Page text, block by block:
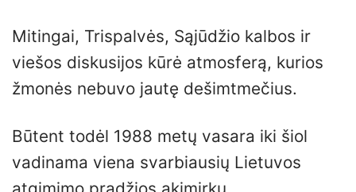
Mitingai, Trispalvės, Sąjūdžio kalbos ir
viešos diskusijos kūrė atmosferą, kurios
žmonės nebuvo jautę dešimtmečius.
Būtent todėl 1988 metų vasara iki šiol
vadinama viena svarbiausių Lietuvos